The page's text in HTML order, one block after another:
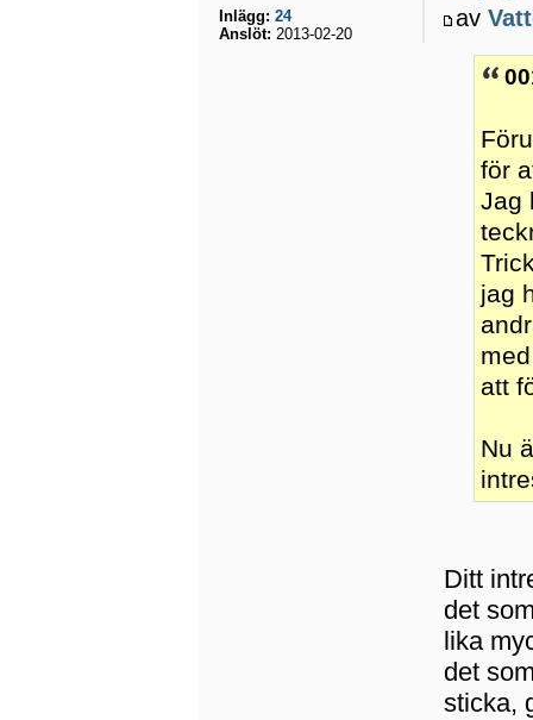
av
för
Jag
jag
att
Nu
Ditt
det
lika
det
sticka,
Inlägg: 24
Anslöt: 2013-02-20